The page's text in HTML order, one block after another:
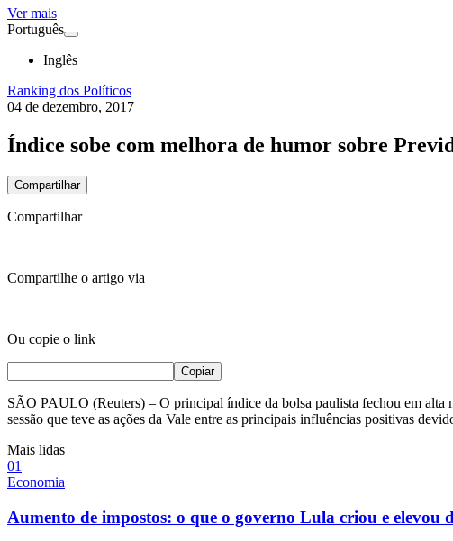
Ver mais
Português
Inglês
Ranking dos Políticos
04 de dezembro, 2017
Índice sobe com melhora de humor sobre
Compartilhar
Compartilhar
Compartilhe o artigo via
Ou copie o link
Copiar
SÃO PAULO (Reuters) – O principal índice da bolsa paulista fechou em alta
sessão que teve as ações da Vale entre as principais influências positivas
Mais lidas
01
Economia
Aumento de impostos: o que o governo Lula criou e elevou